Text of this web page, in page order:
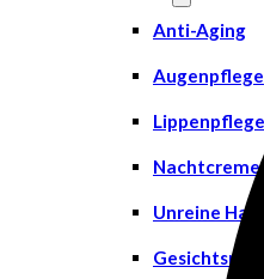
Anti-Aging
Augenpflege
Lippenpflege
Nachtcreme
Unreine